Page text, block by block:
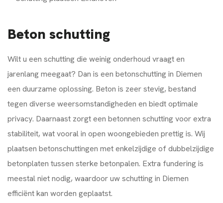
Beton schutting
Wilt u een schutting die weinig onderhoud vraagt en
jarenlang meegaat? Dan is een betonschutting in Diemen
een duurzame oplossing. Beton is zeer stevig, bestand
tegen diverse weersomstandigheden en biedt optimale
privacy. Daarnaast zorgt een betonnen schutting voor extra
stabiliteit, wat vooral in open woongebieden prettig is. Wij
plaatsen betonschuttingen met enkelzijdige of dubbelzijdige
betonplaten tussen sterke betonpalen. Extra fundering is
meestal niet nodig, waardoor uw schutting in Diemen
efficiënt kan worden geplaatst.